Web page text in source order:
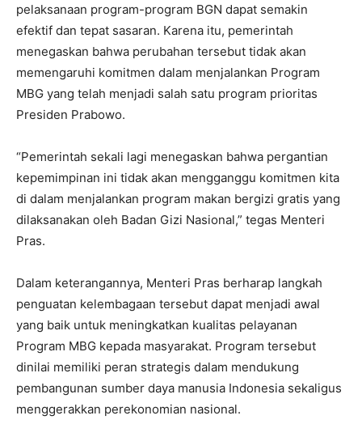
pelaksanaan program-program BGN dapat semakin
efektif dan tepat sasaran. Karena itu, pemerintah
menegaskan bahwa perubahan tersebut tidak akan
memengaruhi komitmen dalam menjalankan Program
MBG yang telah menjadi salah satu program prioritas
Presiden Prabowo.
“Pemerintah sekali lagi menegaskan bahwa pergantian
kepemimpinan ini tidak akan mengganggu komitmen kita
di dalam menjalankan program makan bergizi gratis yang
dilaksanakan oleh Badan Gizi Nasional,” tegas Menteri
Pras.
Dalam keterangannya, Menteri Pras berharap langkah
penguatan kelembagaan tersebut dapat menjadi awal
yang baik untuk meningkatkan kualitas pelayanan
Program MBG kepada masyarakat. Program tersebut
dinilai memiliki peran strategis dalam mendukung
pembangunan sumber daya manusia Indonesia sekaligus
menggerakkan perekonomian nasional.